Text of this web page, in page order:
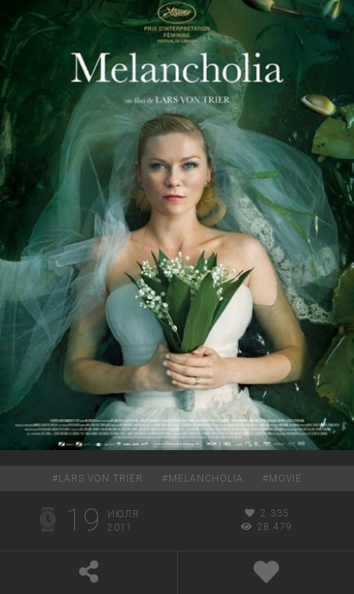
# LARS VON TRIER # MELANCHOLIA # MOVIE
19
ИЮЛЯ
2011
2 335
28 479